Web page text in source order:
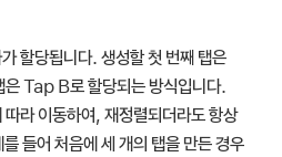
할당됩니다. 생성할 첫 번째 탭은
Tap B로 할당되는 방식입니다.
라 이동하여, 재정렬되더라도 항상
들어 처음에 세 개의 탭을 만든 경우